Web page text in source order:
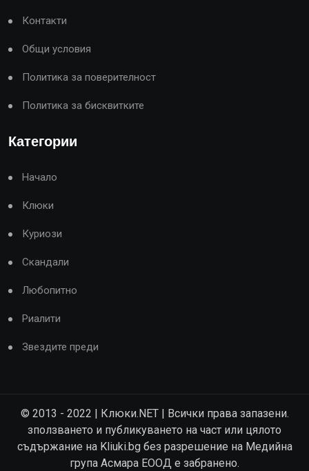
Контакти
Общи условия
Политика за поверителност
Политика за бисквитките
Категории
Начало
Клюки
Куриози
Скандали
Любопитно
Риалити
Звездите преди
© 2013 - 2022 | Клюки.NET | Всички права запазени.
зползването и публикуването на част или цялото
съдържание на Kliuki.bg без разрешение на Медийна
група Асмара ЕООД е забранено.